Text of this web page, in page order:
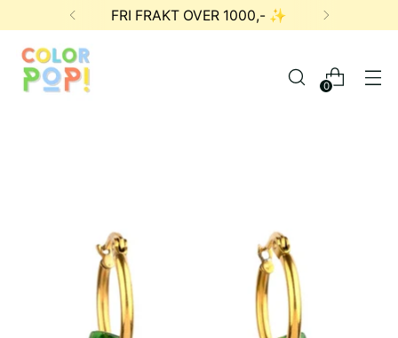
FRI FRAKT OVER 1000,- ✨
0